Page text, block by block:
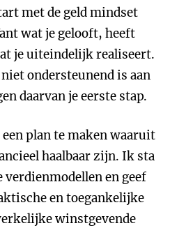
met de geld mindset
wat je gelooft, heeft
je uiteindelijk realiseert.
ondersteunend is aan
daarvan je eerste stap.
plan te maken waaruit
haalbaar zijn. Ik sta
en geef
en toegankelijke
winstgevende